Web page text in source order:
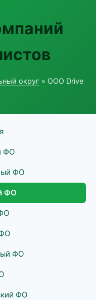
округ » ООО Drive
ФО
ФО
ФО
ФО
ФО